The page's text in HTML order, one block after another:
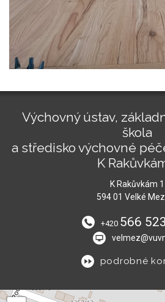
Výchovný ústav,
škola
a středisko výchovné
K
K Rakůvkám 1
594 01 Velké
+420 566
podrobné